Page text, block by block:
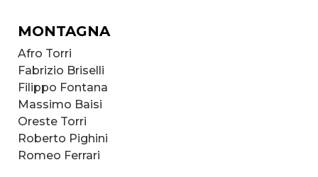
MONTAGNA
Afro Torri
Fabrizio Briselli
Filippo Fontana
Massimo Baisi
Oreste Torri
Roberto Pighini
Romeo Ferrari